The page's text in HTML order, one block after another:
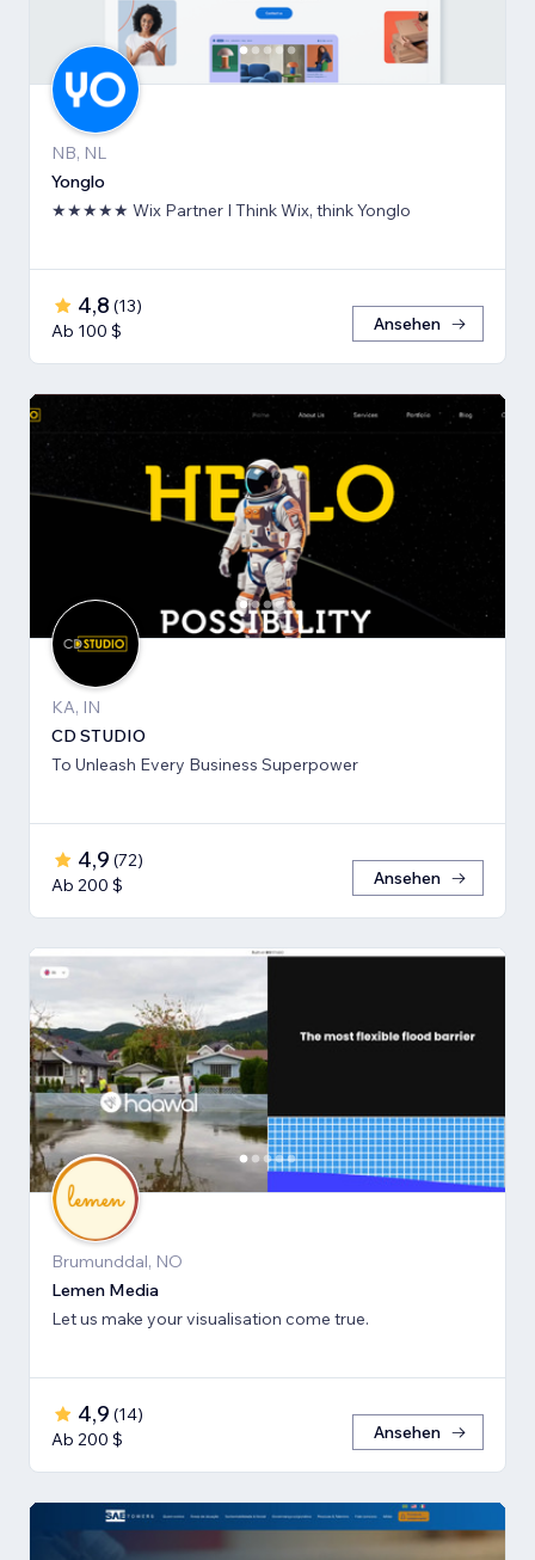
NB, NL
Yonglo
★★★★★ Wix Partner I Think Wix, think Yonglo
4,8 (13)
Ab 100 $
Ansehen
KA, IN
CD STUDIO
To Unleash Every Business Superpower
4,9 (72)
Ab 200 $
Ansehen
Brumunddal, NO
Lemen Media
Let us make your visualisation come true.
4,9 (14)
Ab 200 $
Ansehen